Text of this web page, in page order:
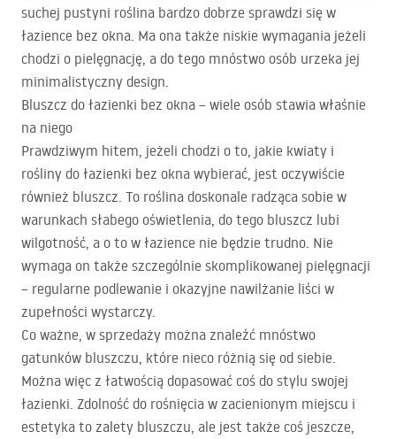
suchej pustyni roślina bardzo dobrze sprawdzi się w
łazience bez okna. Ma ona także niskie wymagania jeżeli
chodzi o pielęgnację, a do tego mnóstwo osób urzeka jej
minimalistyczny design.
Bluszcz do łazienki bez okna – wiele osób stawia właśnie
na niego
Prawdziwym hitem, jeżeli chodzi o to, jakie kwiaty i
rośliny do łazienki bez okna wybierać, jest oczywiście
również bluszcz. To roślina doskonale radząca sobie w
warunkach słabego oświetlenia, do tego bluszcz lubi
wilgotność, a o to w łazience nie będzie trudno. Nie
wymaga on także szczególnie skomplikowanej pielęgnacji
– regularne podlewanie i okazyjne nawilżanie liści w
zupełności wystarczy.
Co ważne, w sprzedaży można znaleźć mnóstwo
gatunków bluszczu, które nieco różnią się od siebie.
Można więc z łatwością dopasować coś do stylu swojej
łazienki. Zdolność do rośnięcia w zacienionym miejscu i
estetyka to zalety bluszczu, ale jest także coś jeszcze,